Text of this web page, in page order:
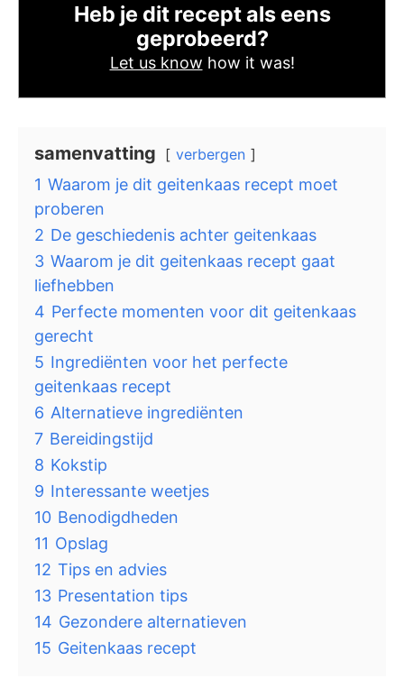
Heb je dit recept als eens
geprobeerd?
Let us know how it was!
samenvatting verbergen
1 Waarom je dit geitenkaas recept moet
proberen
2 De geschiedenis achter geitenkaas
3 Waarom je dit geitenkaas recept gaat
liefhebben
4 Perfecte momenten voor dit geitenkaas
gerecht
5 Ingrediënten voor het perfecte
geitenkaas recept
6 Alternatieve ingrediënten
7 Bereidingstijd
8 Kokstip
9 Interessante weetjes
10 Benodigdheden
11 Opslag
12 Tips en advies
13 Presentation tips
14 Gezondere alternatieven
15 Geitenkaas recept